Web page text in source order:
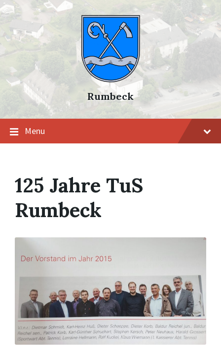
Skip
to
Skip
to
navigation
Skip
to
Rumbeck
Menu
125 Jahre TuS
Rumbeck